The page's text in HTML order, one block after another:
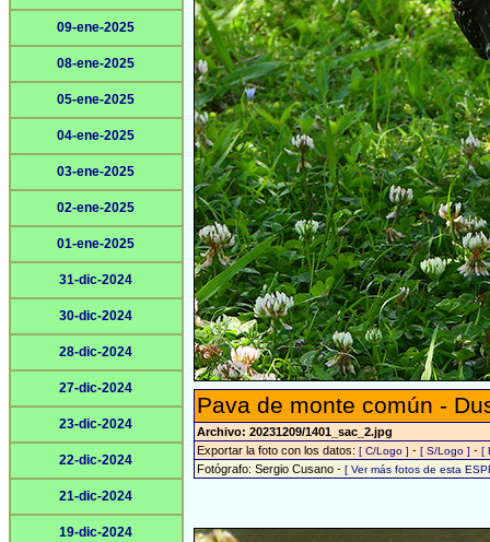
09-ene-2025
08-ene-2025
05-ene-2025
04-ene-2025
03-ene-2025
02-ene-2025
01-ene-2025
31-dic-2024
30-dic-2024
28-dic-2024
27-dic-2024
23-dic-2024
22-dic-2024
21-dic-2024
19-dic-2024
Pava de monte común -
Archivo: 20231209/1401_sac_2.jpg
Exportar la foto con los datos: [ C/Logo ] - [ S/Logo ] - [
Fotógrafo: Sergio Cusano - [ Ver más fotos de esta